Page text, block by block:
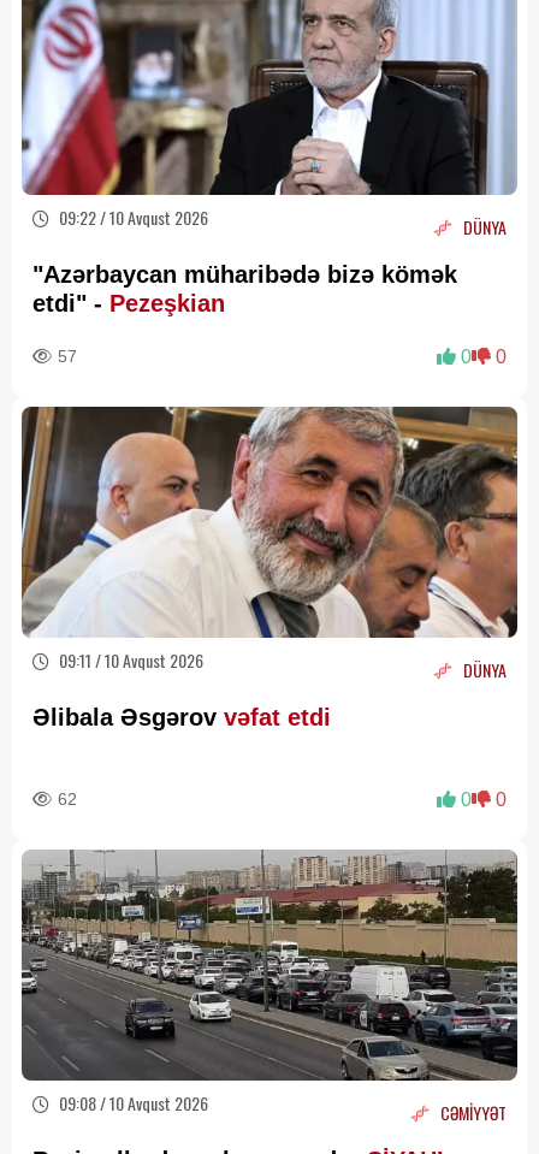
09:22 / 10 Avqust 2026 DÜNYA
"Azərbaycan müharibədə bizə kömək
etdi" - Pezeşkian
57 0 0
09:11 / 10 Avqust 2026 DÜNYA
Əlibala Əsgərov vəfat etdi
62 0 0
09:08 / 10 Avqust 2026 CƏMİYYƏT